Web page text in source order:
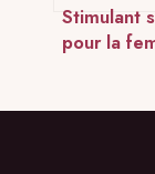
Stimulant
pour la
médicaux